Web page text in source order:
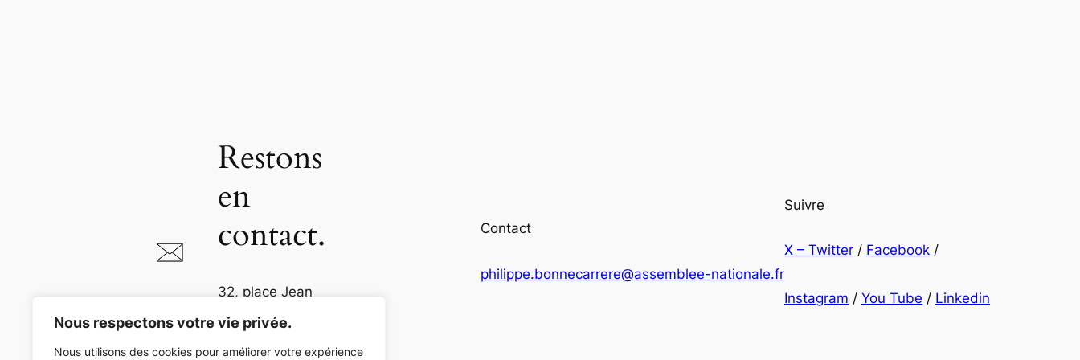
Nous respectons votre vie privée.
Nous utilisons des cookies pour améliorer votre expérience
Restons
en
contact.
32, place Jean
Jaurès
81000 Albi
Contact
philippe.bonnecarrere@assemblee-nationale.fr
Suivre
X – Twitter / Facebook /
Instagram / You Tube / Linkedin